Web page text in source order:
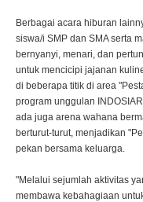
Berbagai acara hiburan
siswa/i SMP dan SMA serta
bernyanyi, menari, dan
untuk mencicipi jajanan
di beberapa titik di area
program unggulan
ada juga arena wahana
berturut-turut, menjadikan
pekan bersama keluarga.
"Melalui sejumlah aktivitas
membawa kebahagiaan